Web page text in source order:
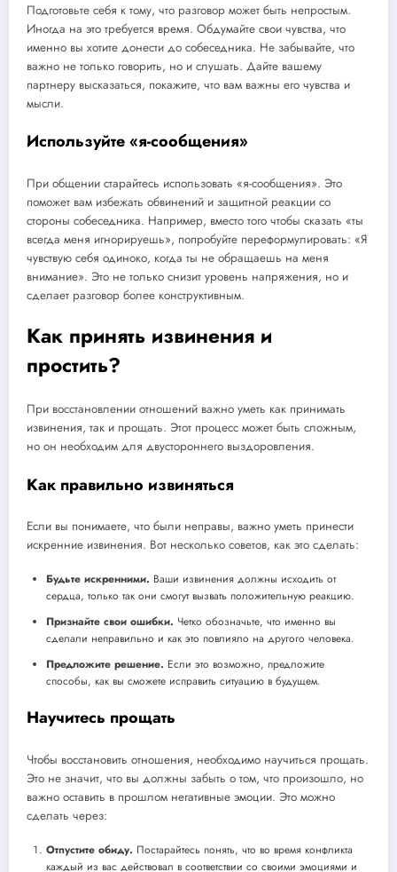
Подготовьте себя к тому, что разговор может быть непростым.
Иногда на это требуется время. Обдумайте свои чувства, что
именно вы хотите донести до собеседника. Не забывайте, что
важно не только говорить, но и слушать. Дайте вашему
партнеру высказаться, покажите, что вам важны его чувства и
мысли.
Используйте «я-сообщения»
При общении старайтесь использовать «я-сообщения». Это
поможет вам избежать обвинений и защитной реакции со
стороны собеседника. Например, вместо того чтобы сказать «ты
всегда меня игнорируешь», попробуйте переформулировать: «Я
чувствую себя одиноко, когда ты не обращаешь на меня
внимание». Это не только снизит уровень напряжения, но и
сделает разговор более конструктивным.
Как принять извинения и
простить?
При восстановлении отношений важно уметь как принимать
извинения, так и прощать. Этот процесс может быть сложным,
но он необходим для двустороннего выздоровления.
Как правильно извиняться
Если вы понимаете, что были неправы, важно уметь принести
искренние извинения. Вот несколько советов, как это сделать:
Будьте искренними. Ваши извинения должны исходить от
сердца, только так они смогут вызвать положительную реакцию.
Признайте свои ошибки. Четко обозначьте, что именно вы
сделали неправильно и как это повлияло на другого человека.
Предложите решение. Если это возможно, предложите
способы, как вы сможете исправить ситуацию в будущем.
Научитесь прощать
Чтобы восстановить отношения, необходимо научиться прощать.
Это не значит, что вы должны забыть о том, что произошло, но
важно оставить в прошлом негативные эмоции. Это можно
сделать через:
Отпустите обиду. Постарайтесь понять, что во время конфликта
каждый из вас действовал в соответствии со своими эмоциями и